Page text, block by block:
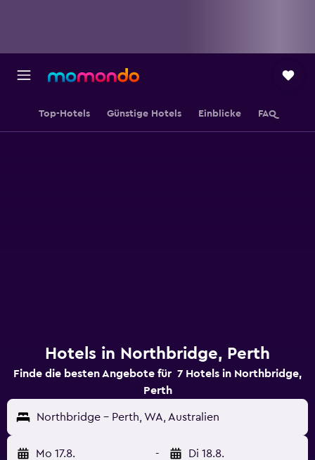
Top-Hotels Günstige Hotels Einblicke FAQ
Hotels in Northbridge, Perth
Finde die besten Angebote für 7 Hotels in Northbridge,
Perth
Northbridge - Perth, WA, Australien
Mo 17.8. - Di 18.8.